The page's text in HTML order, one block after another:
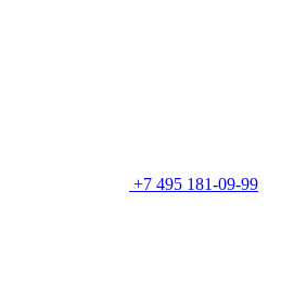
+7 495 181-09-99